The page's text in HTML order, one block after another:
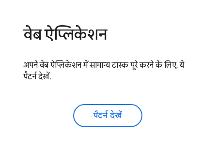
वेब ऐप्लिकेशन
अपने वेब ऐप्लिकेशन में सामान्य टास्क पूरे करने के लिए, ये
पैटर्न देखें.
पैटर्न देखें